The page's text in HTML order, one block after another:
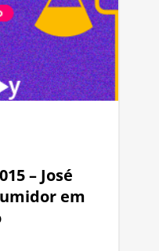
– José
em